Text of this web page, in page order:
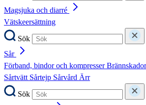
Magsjuka och diarré
Vätskeersättning
Sök
Sår
Förband, bindor och kompresser
Sårtvätt Sårtejp Sårvård Ärr
Sök